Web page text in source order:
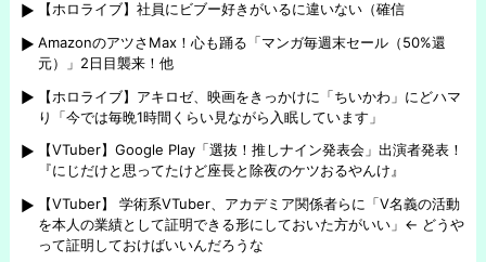
【ホロライブ】社員にビブー好きがいるに違いない（確信
AmazonのアツさMax！心も踊る「マンガ毎週末セール（50%還
元）」2日目襲来！他
【ホロライブ】アキロゼ、映画をきっかけに「ちいかわ」にどハマ
り「今では毎晩1時間くらい見ながら入眠しています」
【VTuber】Google Play「選抜！推しナイン発表会」出演者発表！
『にじだけと思ってたけど座長と除夜のケツおるやんけ』
【VTuber】 学術系VTuber、アカデミア関係者らに「V名義の活動
を本人の業績として証明できる形にしておいた方がいい」← どうや
って証明しておけばいいんだろうな